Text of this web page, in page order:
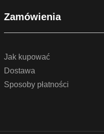
Zamówienia
Jak kupować
Dostawa
Sposoby płatności